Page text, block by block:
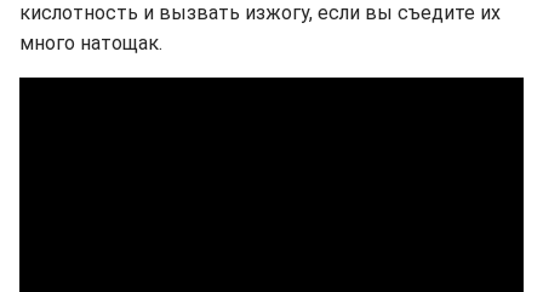
кислотность и вызвать изжогу, если вы съедите их
много натощак.